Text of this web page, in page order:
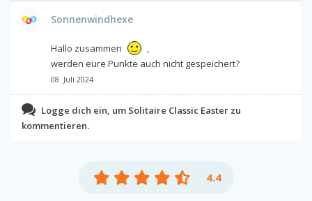
Sonnenwindhexe
Hallo zusammen
,
werden eure Punkte auch nicht gespeichert?
08. Juli 2024
Logge dich ein, um Solitaire Classic Easter zu
kommentieren.
4.4